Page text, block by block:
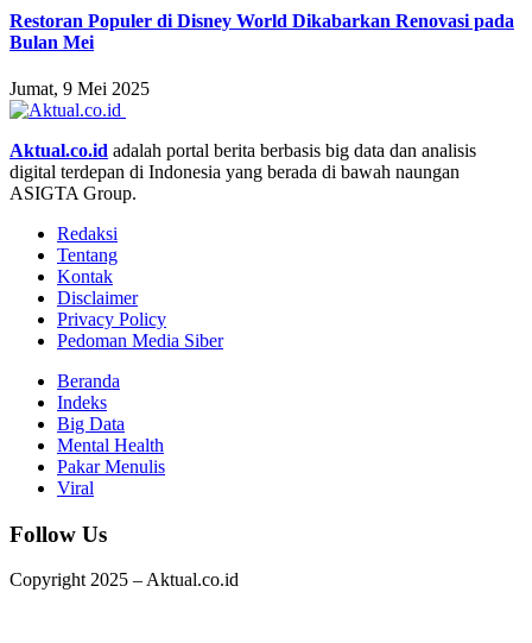
Restoran Populer di Disney World Dikabarkan Renovasi pada
Bulan Mei
Jumat, 9 Mei 2025
Aktual.co.id adalah portal berita berbasis big data dan analisis
digital terdepan di Indonesia yang berada di bawah naungan
ASIGTA Group.
Redaksi
Tentang
Kontak
Disclaimer
Privacy Policy
Pedoman Media Siber
Beranda
Indeks
Big Data
Mental Health
Pakar Menulis
Viral
Follow Us
Copyright 2025 – Aktual.co.id